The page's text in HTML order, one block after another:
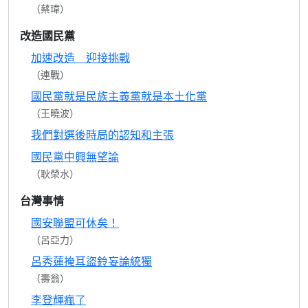
（蔡瑋）
改造國民黨
加速改造 迎接挑戰
（連戰）
國民黨就是民族主義黨就是本土化黨
（王曉波）
我們對選後時局的認知和主張
國民黨中興無望論
（耿榮水）
台灣事情
國安聯盟可休矣！
（呂亞力）
呂秀蓮掩耳盜鈴妄論統獨
（壽翁）
李登輝瘋了